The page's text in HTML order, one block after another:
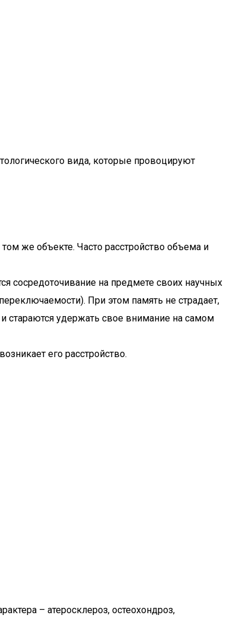
вида, которые провоцируют
же объекте. Часто расстройство объема и
сосредоточивание на предмете своих научных
При этом память не страдает,
стараются удержать свое внимание на самом
его расстройство.
– атеросклероз, остеохондроз,